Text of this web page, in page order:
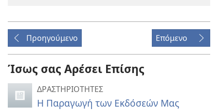
Προηγούμενο Επόμενο
Ίσως σας Αρέσει Επίσης
ΔΡΑΣΤΗΡΙΟΤΗΤΕΣ
Η Παραγωγή των Εκδόσεών Μας